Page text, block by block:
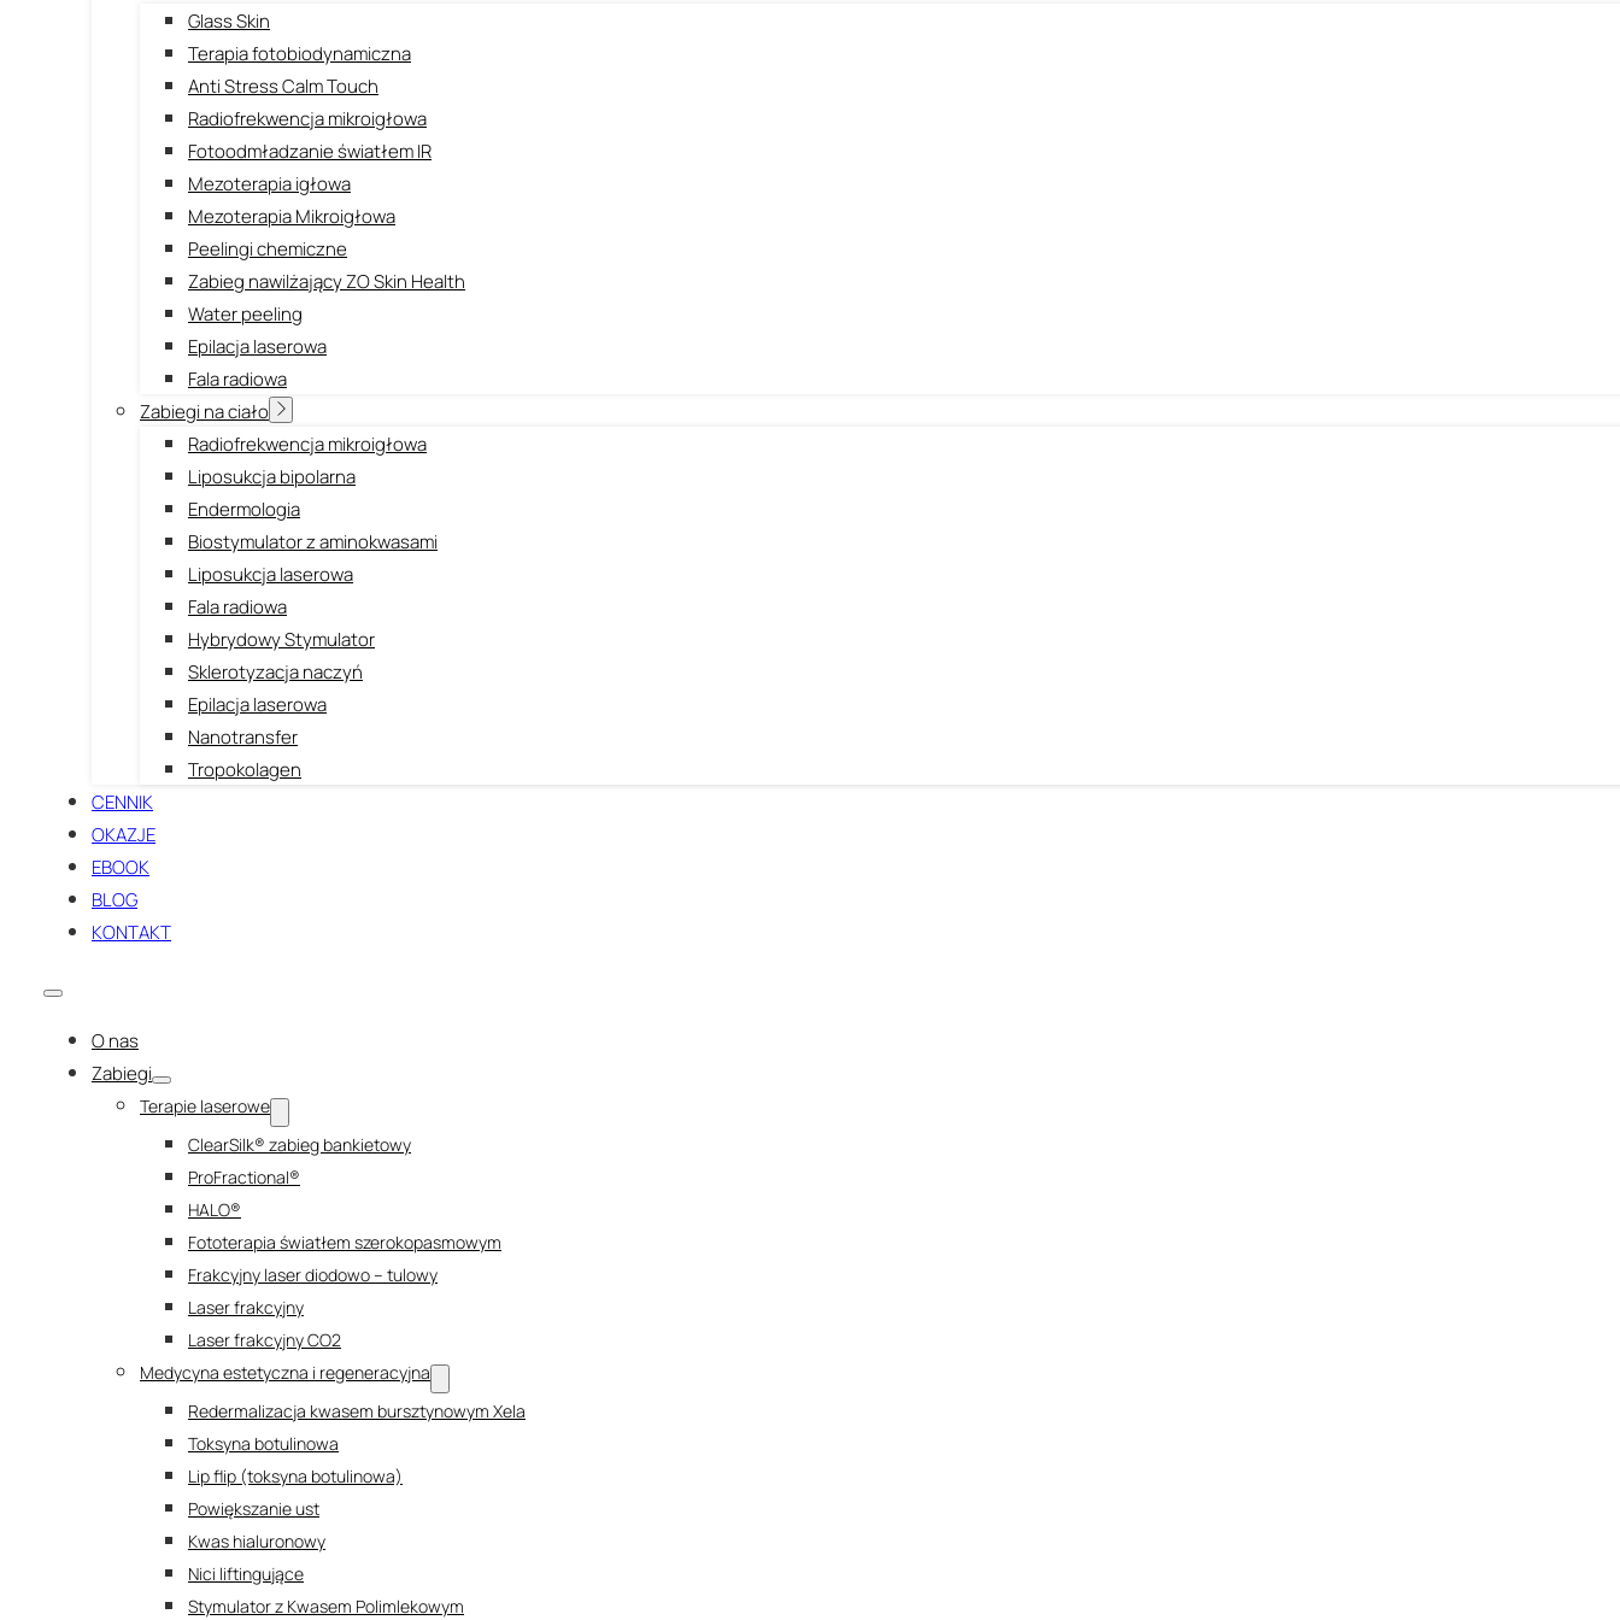
Glass Skin
Terapia fotobiodynamiczna
Anti Stress Calm Touch
Radiofrekwencja mikroigłowa
Fotoodmładzanie światłem IR
Mezoterapia igłowa
Mezoterapia Mikroigłowa
Peelingi chemiczne
Zabieg nawilżający ZO Skin Health
Water peeling
Epilacja laserowa
Fala radiowa
Zabiegi na ciało
Radiofrekwencja mikroigłowa
Liposukcja bipolarna
Endermologia
Biostymulator z aminokwasami
Liposukcja laserowa
Fala radiowa
Hybrydowy Stymulator
Sklerotyzacja naczyń
Epilacja laserowa
Nanotransfer
Tropokolagen
CENNIK
OKAZJE
EBOOK
BLOG
KONTAKT
O nas
Zabiegi
Terapie laserowe
ClearSilk® zabieg bankietowy
ProFractional®
HALO®
Fototerapia światłem szerokopasmowym
Frakcyjny laser diodowo – tulowy
Laser frakcyjny
Laser frakcyjny CO2
Medycyna estetyczna i regeneracyjna
Redermalizacja kwasem bursztynowym Xela
Toksyna botulinowa
Lip flip (toksyna botulinowa)
Powiększanie ust
Kwas hialuronowy
Nici liftingujące
Stymulator z Kwasem Polimlekowym